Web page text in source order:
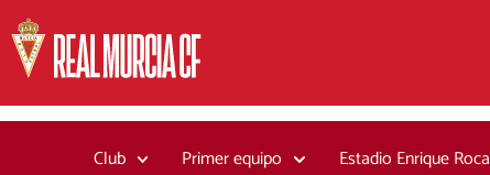
al
contenido
Club Primer equipo Estadio Enrique Roca